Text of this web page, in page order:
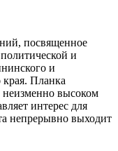
посвященное
и
и
края. Планка
неизменно высоком
интерес для
непрерывно выходит